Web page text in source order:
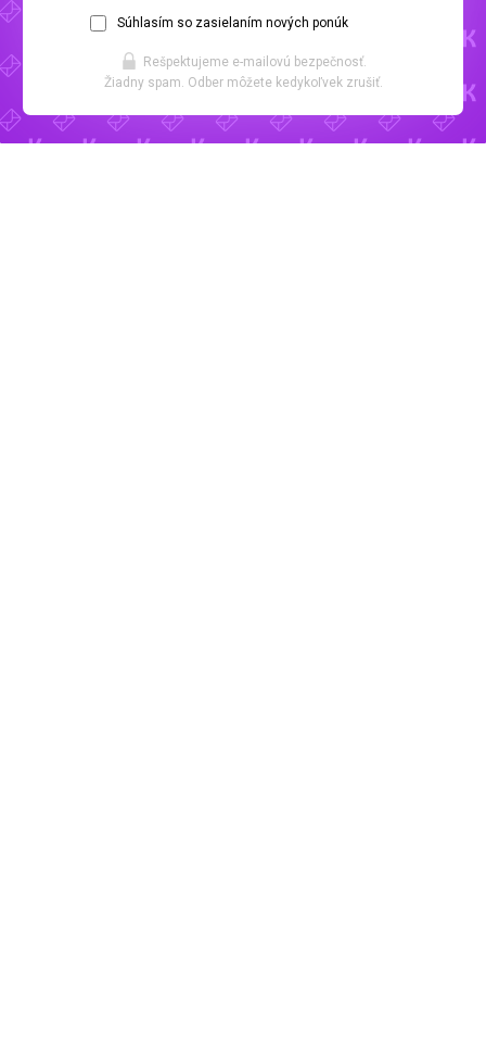
Súhlasím so zasielaním nových ponúk
Rešpektujeme e-mailovú bezpečnosť.
Žiadny spam. Odber môžete kedykoľvek zrušiť.